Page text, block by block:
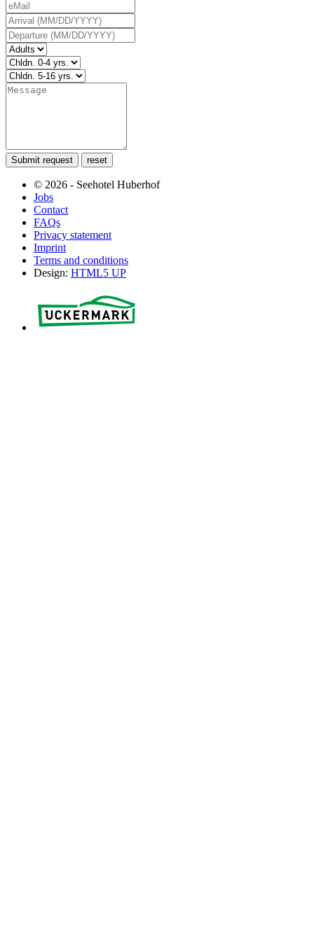
Submit request reset
© 2026 - Seehotel Huberhof
Jobs
Contact
FAQs
Privacy statement
Imprint
Terms and conditions
Design: HTML5 UP